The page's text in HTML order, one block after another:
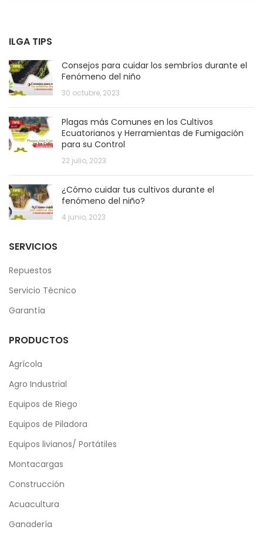
ILGA TIPS
Consejos para cuidar los sembríos durante el
Fenómeno del niño
30 octubre, 2023
Plagas más Comunes en los Cultivos
Ecuatorianos y Herramientas de Fumigación
para su Control
22 julio, 2023
¿Cómo cuidar tus cultivos durante el
fenómeno del niño?
4 junio, 2023
SERVICIOS
Repuestos
Servicio Técnico
Garantía
PRODUCTOS
Agrícola
Agro Industrial
Equipos de Riego
Equipos de Piladora
Equipos livianos/ Portátiles
Montacargas
Construcción
Acuacultura
Ganadería